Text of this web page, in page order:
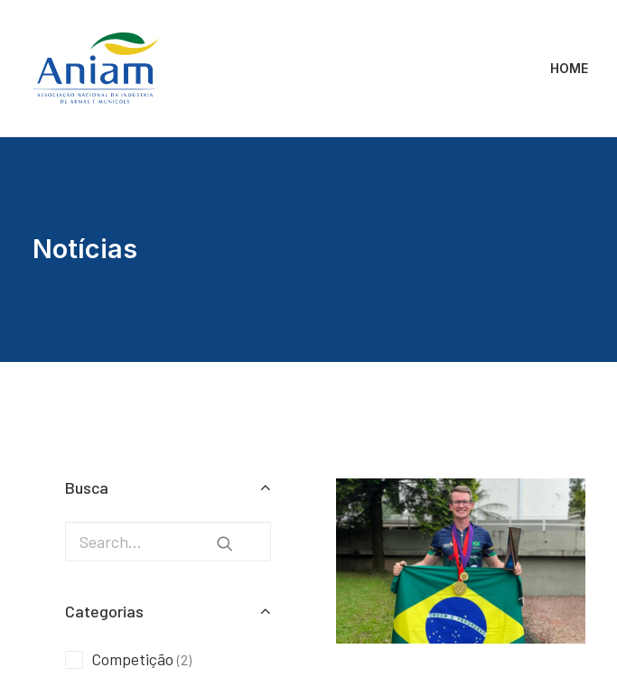
HOME
Notícias
Busca
Categorias
Competição (2)